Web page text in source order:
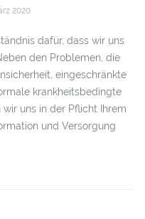
2020
dafür, dass wir uns
den Problemen, die
eingeschränkte
krankheitsbedingte
uns in der Pflicht Ihrem
und Versorgung